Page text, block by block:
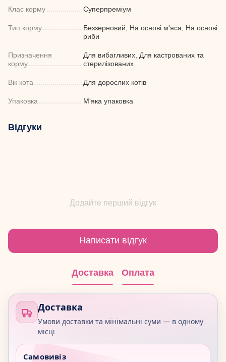
Клас корму Суперпреміум
Тип корму
Беззерновий, На основі м'яса, На основі
риби
Призначення
корму
Для вибагливих, Для кастрованих та
стерилізованих
Вік кота Для дорослих котів
Упаковка М'яка упаковка
Відгуки
Додайте перший відгук
Написати відгук
Доставка Оплата
Доставка
Умови доставки та мінімальні суми — в одному
місці
Самовивіз